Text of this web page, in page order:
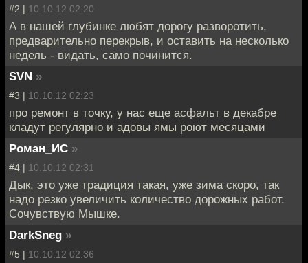
#2 | 10.10.12 02:20
А в нашей глубинке любят дорогу разворотить,
предварительно перекрыв, и оставить на несколько
недель - видать, само починится.
SVN »
#3 | 10.10.12 02:23
про ремонт в точку, у нас еще асфальт в декабре
кладут регулярно и адовы ямы роют месяцами
Роман_ИС »
#4 | 10.10.12 02:31
Дык, это уже традиция такая, уже зима скоро, так
надо резко увеличить количество дорожных работ.
Сочувствую Мышке.
DarkSneg »
#5 | 10.10.12 02:36